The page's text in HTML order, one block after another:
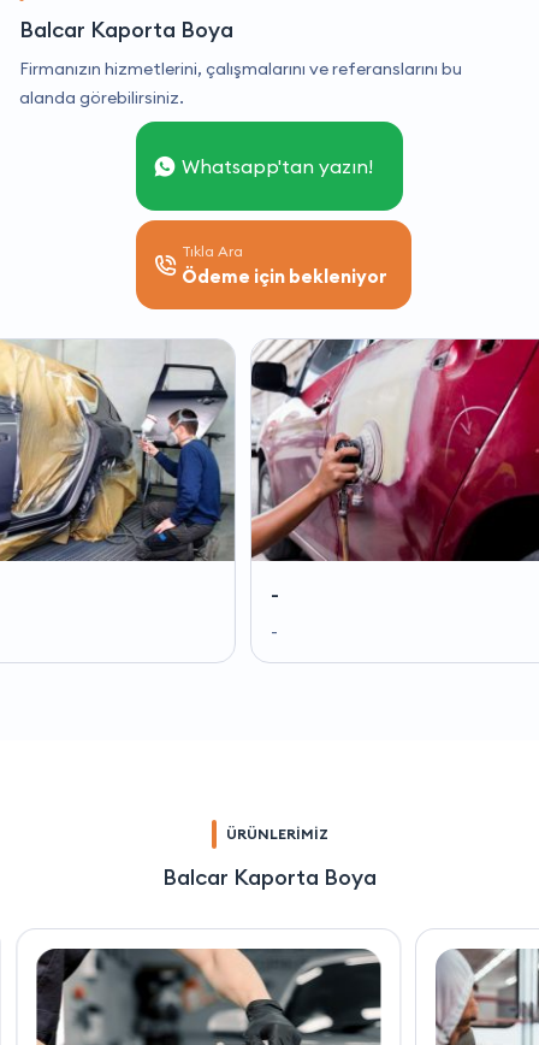
Balcar Kaporta Boya
Firmanızın hizmetlerini, çalışmalarını ve referanslarını bu
alanda görebilirsiniz.
Whatsapp'tan yazın!
Tıkla Ara
Ödeme için bekleniyor
ÜRÜNLERİMİZ
Balcar Kaporta Boya